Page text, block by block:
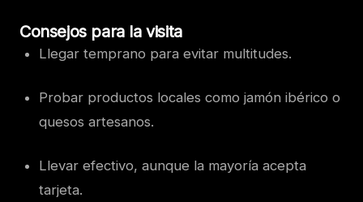
Consejos para la visita
Llegar temprano para evitar multitudes.
Probar productos locales como jamón ibérico o
quesos artesanos.
Llevar efectivo, aunque la mayoría acepta
tarjeta.